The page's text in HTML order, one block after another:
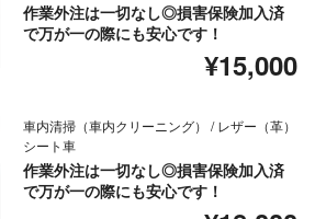
作業外注は一切なし◎損害保険加入済
で万が一の際にも安心です！
¥15,000
車内清掃（車内クリーニング） / レザー（革）
シート車
作業外注は一切なし◎損害保険加入済
で万が一の際にも安心です！